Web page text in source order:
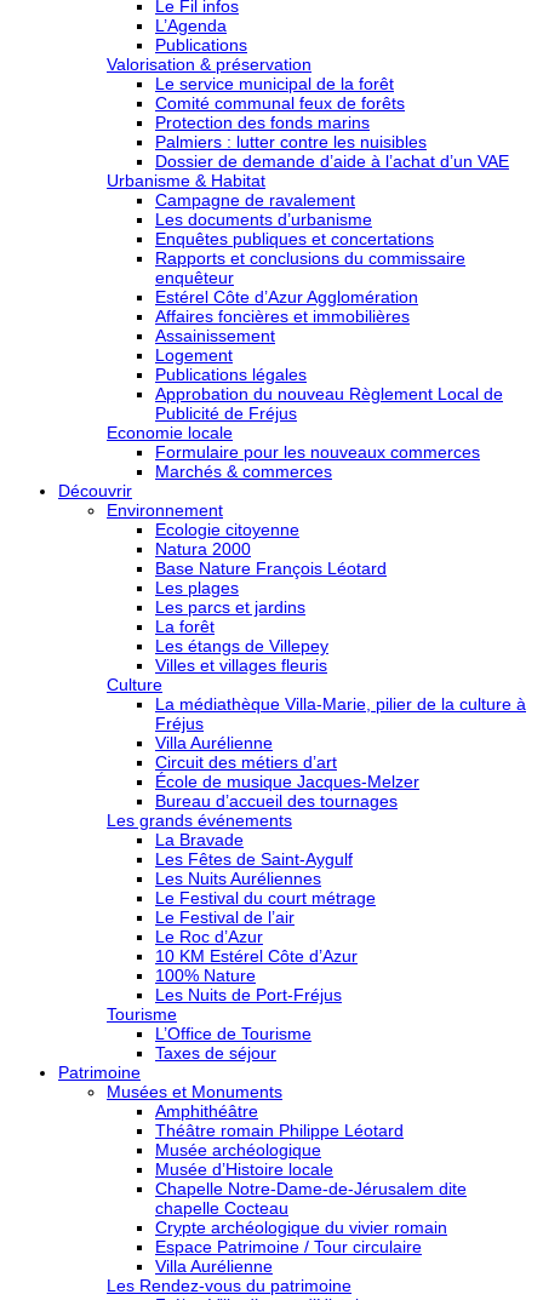
Le Fil infos
L’Agenda
Publications
Valorisation & préservation
Le service municipal de la forêt
Comité communal feux de forêts
Protection des fonds marins
Palmiers : lutter contre les nuisibles
Dossier de demande d’aide à l’achat d’un VAE
Urbanisme & Habitat
Campagne de ravalement
Les documents d’urbanisme
Enquêtes publiques et concertations
Rapports et conclusions du commissaire
enquêteur
Estérel Côte d’Azur Agglomération
Affaires foncières et immobilières
Assainissement
Logement
Publications légales
Approbation du nouveau Règlement Local de
Publicité de Fréjus
Economie locale
Formulaire pour les nouveaux commerces
Marchés & commerces
Découvrir
Environnement
Ecologie citoyenne
Natura 2000
Base Nature François Léotard
Les plages
Les parcs et jardins
La forêt
Les étangs de Villepey
Villes et villages fleuris
Culture
La médiathèque Villa-Marie, pilier de la culture à
Fréjus
Villa Aurélienne
Circuit des métiers d’art
École de musique Jacques-Melzer
Bureau d’accueil des tournages
Les grands événements
La Bravade
Les Fêtes de Saint-Aygulf
Les Nuits Auréliennes
Le Festival du court métrage
Le Festival de l’air
Le Roc d’Azur
10 KM Estérel Côte d’Azur
100% Nature
Les Nuits de Port-Fréjus
Tourisme
L’Office de Tourisme
Taxes de séjour
Patrimoine
Musées et Monuments
Amphithéâtre
Théâtre romain Philippe Léotard
Musée archéologique
Musée d’Histoire locale
Chapelle Notre-Dame-de-Jérusalem dite
chapelle Cocteau
Crypte archéologique du vivier romain
Espace Patrimoine / Tour circulaire
Villa Aurélienne
Les Rendez-vous du patrimoine